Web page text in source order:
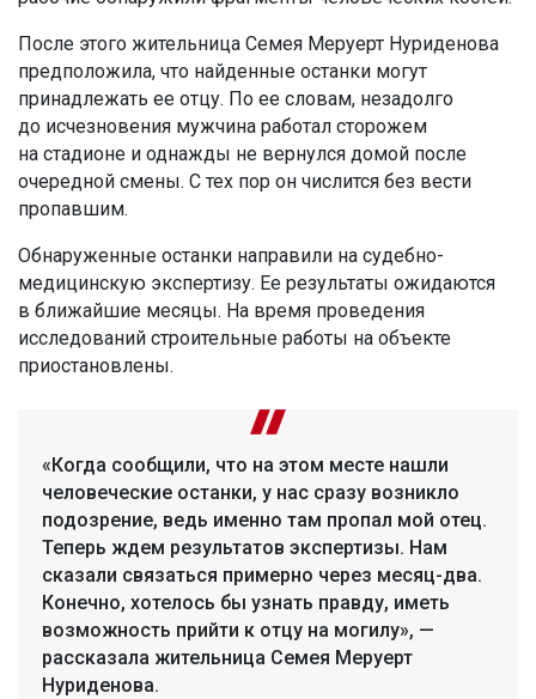
После этого жительница Семея Меруерт Нуриденова
предположила, что найденные останки могут
принадлежать ее отцу. По ее словам, незадолго
до исчезновения мужчина работал сторожем
на стадионе и однажды не вернулся домой после
очередной смены. С тех пор он числится без вести
пропавшим.
Обнаруженные останки направили на судебно-
медицинскую экспертизу. Ее результаты ожидаются
в ближайшие месяцы. На время проведения
исследований строительные работы на объекте
приостановлены.
«Когда сообщили, что на этом месте нашли
человеческие останки, у нас сразу возникло
подозрение, ведь именно там пропал мой отец.
Теперь ждем результатов экспертизы. Нам
сказали связаться примерно через месяц-два.
Конечно, хотелось бы узнать правду, иметь
возможность прийти к отцу на могилу», —
рассказала жительница Семея Меруерт
Нуриденова.